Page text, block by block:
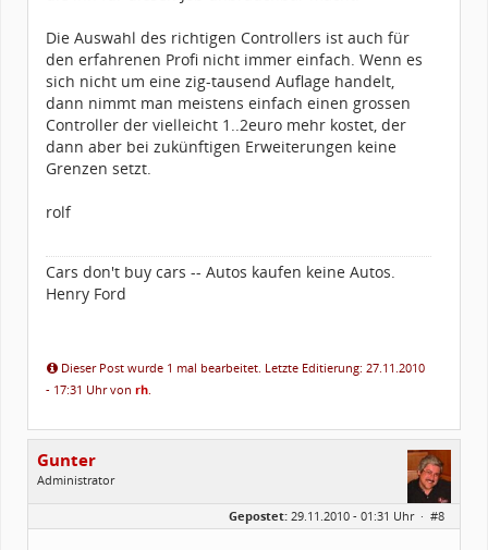
Die Auswahl des richtigen Controllers ist auch für
den erfahrenen Profi nicht immer einfach. Wenn es
sich nicht um eine zig-tausend Auflage handelt,
dann nimmt man meistens einfach einen grossen
Controller der vielleicht 1..2euro mehr kostet, der
dann aber bei zukünftigen Erweiterungen keine
Grenzen setzt.
rolf
Cars don't buy cars -- Autos kaufen keine Autos.
Henry Ford
Dieser Post wurde 1 mal bearbeitet. Letzte Editierung: 27.11.2010
- 17:31 Uhr von rh.
Gunter
Administrator
Frankfurt Main / Germany
Beiträge:
1697
Gepostet: 29.11.2010 - 01:31 Uhr · #8